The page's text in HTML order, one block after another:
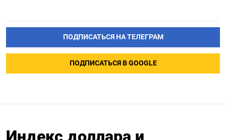
ПОДПИСАТЬСЯ НА ТЕЛЕГРАМ
ПОДПИСАТЬСЯ В GOOGLE